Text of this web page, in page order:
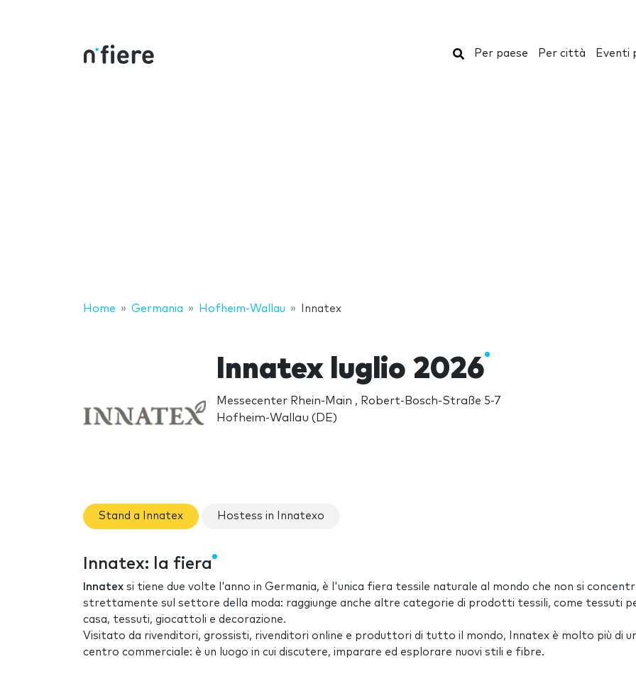
Cerca
Per paese Per città Eventi
Home Germania Hofheim-Wallau Innatex
Innatex luglio 2026
Messecenter Rhein-Main , Robert-Bosch-Straße 5-7
Hofheim-Wallau (DE)
Stand a Innatex Hostess in Innatexo
Innatex: la fiera
Innatex si tiene due volte l'anno in Germania, è l'unica fiera tessile naturale al mondo che non si
strettamente sul settore della moda: raggiunge anche altre categorie di prodotti tessili, come tessuti
casa, tessuti, giocattoli e decorazione.
Visitato da rivenditori, grossisti, rivenditori online e produttori di tutto il mondo, Innatex è molto più di
centro commerciale: è un luogo in cui discutere, imparare ed esplorare nuovi stili e fibre.